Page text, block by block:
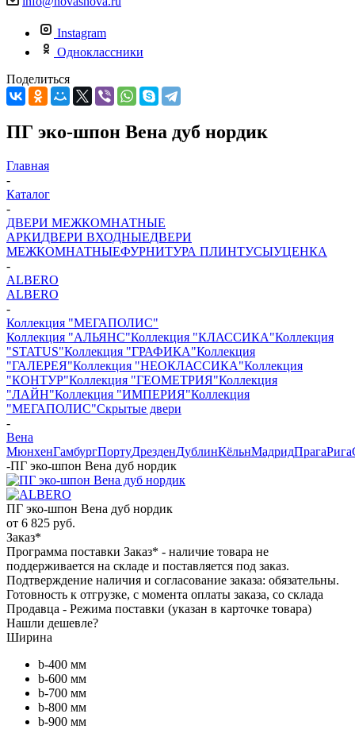
Instagram
Одноклассники
Поделиться
ПГ эко-шпон Вена дуб нордик
Главная
-
Каталог
-
ДВЕРИ МЕЖКОМНАТНЫЕ
АРКИДВЕРИ ВХОДНЫЕДВЕРИ
МЕЖКОМНАТНЫЕФУРНИТУРА ПЛИНТУСЫУЦЕНКА
-
ALBERO
ALBERO
-
Коллекция "МЕГАПОЛИС"
Коллекция "АЛЬЯНС"Коллекция "КЛАССИКА"Коллекция
"STATUS"Коллекция "ГРАФИКА"Коллекция
"ГАЛЕРЕЯ"Коллекция "НЕОКЛАССИКА"Коллекция
"КОНТУР"Коллекция "ГЕОМЕТРИЯ"Коллекция
"ЛАЙН"Коллекция "ИМПЕРИЯ"Коллекция
"МЕГАПОЛИС"Скрытые двери
-
Вена
МюнхенГамбургПортуДрезденДублинКёльнМадридПрагаРига
-ПГ эко-шпон Вена дуб нордик
ПГ эко-шпон Вена дуб нордик
от 6 825 руб.
Заказ*
Программа поставки Заказ* - наличие товара не
поддерживается на складе и поставляется под заказ.
Подтверждение наличия и согласование заказа: обязательны.
Готовность к отгрузке, с момента оплаты заказа, со склада
Продавца - Режима поставки (указан в карточке товара)
Нашли дешевле?
Ширина
b-400 мм
b-600 мм
b-700 мм
b-800 мм
b-900 мм